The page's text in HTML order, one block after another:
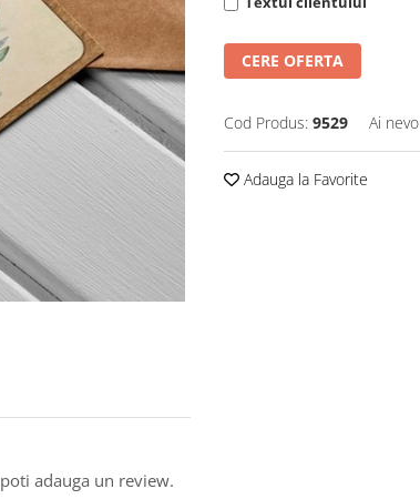
CERE OFERTA
Cod Produs: 9529 Ai
Adauga la Favorite
adauga un review.